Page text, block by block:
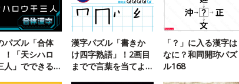
パズル「合体
！「天シハロ
人」でできる
漢字パズル「書きか
け四字熟語」！2画目
までで言葉を当てよ
「？」に入る漢字は
なに？和同開珎パズ
ル168